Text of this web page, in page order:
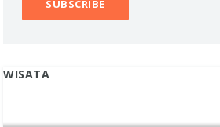
WISATA